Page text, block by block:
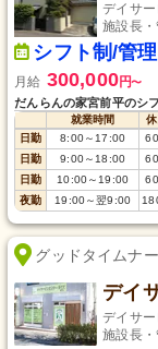
デイサー
施設長
シフト制/管
月給 300,000円〜
だんらんの家宮前平のシ
就業時間
日勤
8:00～17:00 60
日勤 9:00～18:00 60
日勤 10:00～19:00 60
夜勤 19:00～翌9:00
グッドタイムナ
デイ
デイサー
施設長